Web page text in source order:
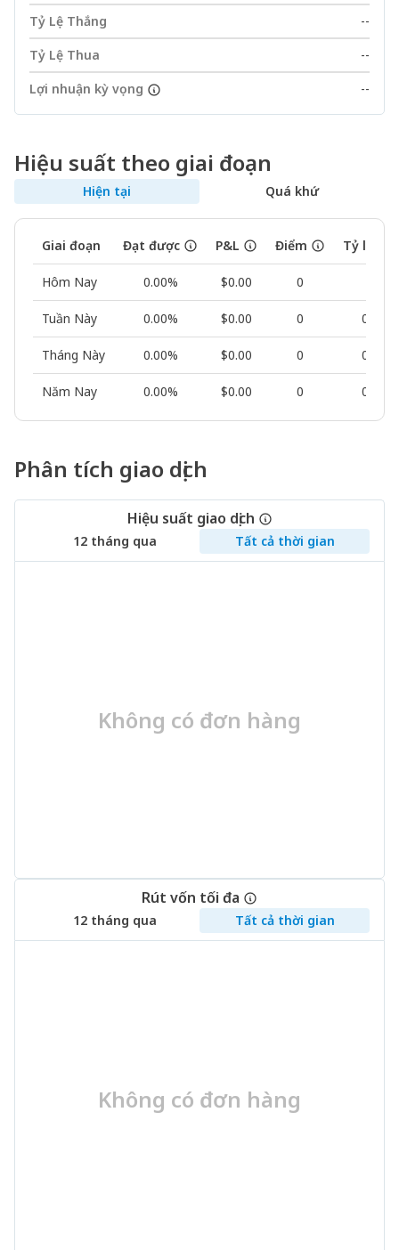
Tỷ Lệ Thắng
--
Tỷ Lệ Thua
--
Lợi nhuận kỳ vọng
--
Hiệu suất theo giai đoạn
Hiện tại Quá khứ
Giai đoạn Đạt được P&L Điểm Tỷ lệ
Hôm Nay 0.00% $0.00 0
Tuần Này 0.00% $0.00 0 0.00%
Tháng Này 0.00% $0.00 0 0.00%
Năm Nay 0.00% $0.00 0 0.00%
Phân tích giao dịch
Hiệu suất giao dịch
12 tháng qua Tất cả thời gian
Không có đơn hàng
Rút vốn tối đa
12 tháng qua Tất cả thời gian
Không có đơn hàng